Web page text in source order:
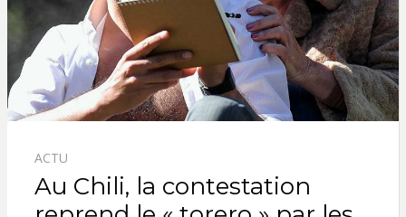
ACTU
Au Chili, la contestation